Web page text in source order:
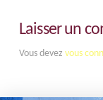
Laisser un
Vous devez vous